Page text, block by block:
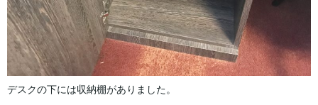
デスクの下には収納棚がありました。